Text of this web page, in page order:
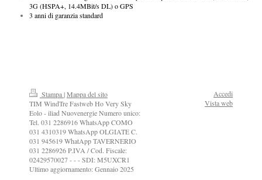
3G (HSPA+, 14.4MBit/s DL) o GPS
3 anni di garanzia standard
Stampa|Mappa del sito
TIM WindTre Fastweb Ho Very Sky
Eolo - iliad Nuovenergie Numero unico:
Tel. 031 2286916 WhatsApp COMO
031 4310319 WhatsApp OLGIATE C.
031 945619 WhatApp TAVERNERIO
031 2286926 P.IVA / Cod. Fiscale:
02429570027 - - - SDI: M5UXCR1
Ultimo aggiornamento: Gennaio 2025
Accedi
Vista web